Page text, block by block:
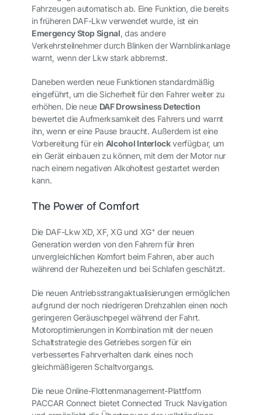
Fahrzeugen automatisch ab. Eine Funktion, die bereits
in früheren DAF-Lkw verwendet wurde, ist ein
Emergency Stop Signal, das andere
Verkehrsteilnehmer durch Blinken der Warnblinkanlage
warnt, wenn der Lkw stark abbremst.
Daneben werden neue Funktionen standardmäßig
eingeführt, um die Sicherheit für den Fahrer weiter zu
erhöhen. Die neue DAF Drowsiness Detection
bewertet die Aufmerksamkeit des Fahrers und warnt
ihn, wenn er eine Pause braucht. Außerdem ist eine
Vorbereitung für ein Alcohol Interlockverfügbar, um
ein Gerät einbauen zu können, mit dem der Motor nur
nach einem negativen Alkoholtest gestartet werden
kann.
The Power of Comfort
Die DAF-Lkw XD, XF, XG und XG+ der neuen
Generation werden von den Fahrern für ihren
unvergleichlichen Komfort beim Fahren, aber auch
während der Ruhezeiten und bei Schlafen geschätzt.
Die neuen Antriebsstrangaktualisierungen ermöglichen
aufgrund der noch niedrigeren Drehzahlen einen noch
geringeren Geräuschpegel während der Fahrt.
Motoroptimierungen in Kombination mit der neuen
Schaltstrategie des Getriebes sorgen für ein
verbessertes Fahrverhalten dank eines noch
gleichmäßigeren Schaltvorgangs.
Die neue Online-Flottenmanagement-Plattform
PACCAR Connect bietet Connected Truck Navigation